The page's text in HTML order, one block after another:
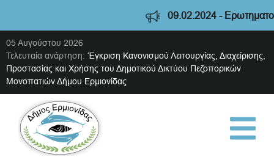
09.02.2024 -
05 Αυγούστου 2026
Τελευταία ανάρτηση: Έγκριση Κανονισμού Λειτουργίας, Διαχείρισης,
Προστασίας και Χρήσης του Δημοτικού Δικτύου Πεζοπορικών
Μονοπατιών Δήμου Ερμιονίδας